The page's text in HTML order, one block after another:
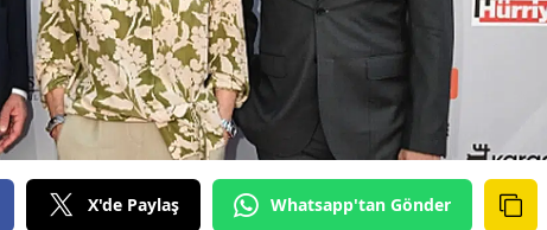
X'de Paylaş Whatsapp'tan Gönder